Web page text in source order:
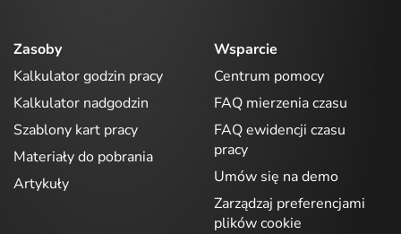
Zasoby
Kalkulator godzin pracy
Kalkulator nadgodzin
Szablony kart pracy
Materiały do pobrania
Artykuły
Wsparcie
Centrum pomocy
FAQ mierzenia czasu
FAQ ewidencji czasu
pracy
Umów się na demo
Zarządzaj preferencjami
plików cookie